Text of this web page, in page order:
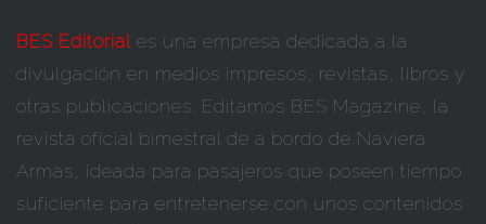
BES Editorial es una empresa dedicada a la
divulgación en medios impresos, revistas, libros y
otras publicaciones. Editamos BES Magazine, la
revista oficial bimestral de a bordo de Naviera
Armas, ideada para pasajeros que poseen tiempo
suficiente para entretenerse con unos contenidos